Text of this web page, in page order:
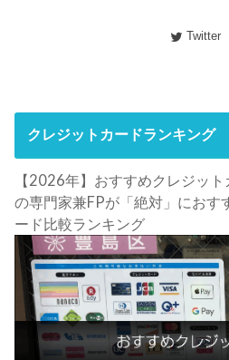
Twitter
クレジットカードランキング
【2026年】おすすめクレジッ
の専門家兼FPが「絶対」におす
ード比較ランキング